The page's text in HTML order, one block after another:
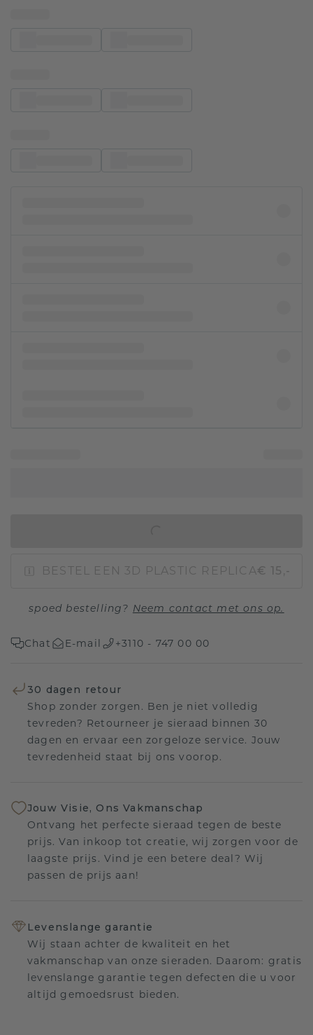
BESTEL EEN 3D PLASTIC REPLICA€ 15,-
spoed bestelling? Neem contact met ons op.
Chat E-mail +3110 - 747 00 00
30 dagen retour
Shop zonder zorgen. Ben je niet volledig
tevreden? Retourneer je sieraad binnen 30
dagen en ervaar een zorgeloze service. Jouw
tevredenheid staat bij ons voorop.
Jouw Visie, Ons Vakmanschap
Ontvang het perfecte sieraad tegen de beste
prijs. Van inkoop tot creatie, wij zorgen voor de
laagste prijs. Vind je een betere deal? Wij
passen de prijs aan!
Levenslange garantie
Wij staan achter de kwaliteit en het
vakmanschap van onze sieraden. Daarom: gratis
levenslange garantie tegen defecten die u voor
altijd gemoedsrust bieden.